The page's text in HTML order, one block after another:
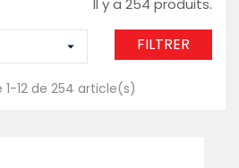
Il y a 254 produits.
 FILTRER
12 de 254 article(s)